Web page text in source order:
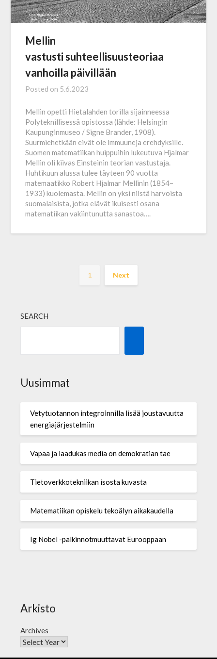
Mellin
vastusti suhteellisuusteoriaa
vanhoilla päivillään
Posted on 5.6.2023
Mellin opetti Hietalahden torilla sijainneessa
Polyteknillisessä opistossa (lähde: Helsingin
Kaupunginmuseo / Signe Brander, 1908).
Suurmiehetkään eivät ole immuuneja erehdyksille.
Suomen matematiikan huippuihin lukeutuva Hjalmar
Mellin oli kiivas Einsteinin teorian vastustaja.
Huhtikuun alussa tulee täyteen 90 vuotta
matemaatikko Robert Hjalmar Mellinin (1854–
1933) kuolemasta. Mellin on yksi niistä harvoista
suomalaisista, jotka elävät ikuisesti osana
matematiikan vakiintunutta sanastoa….
1 Next
SEARCH
Uusimmat
Vetytuotannon integroinnilla lisää joustavuutta
energiajärjestelmiin
Vapaa ja laadukas media on demokratian tae
Tietoverkkotekniikan isosta kuvasta
Matematiikan opiskelu tekoälyn aikakaudella
Ig Nobel -palkinnotmuuttavat Eurooppaan
Arkisto
Archives